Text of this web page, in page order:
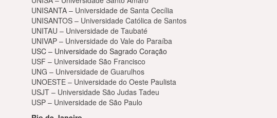
UNISANTA – Universidade de Santa Cecília
UNISANTOS – Universidade Católica de Santos
UNITAU – Universidade de Taubaté
UNIVAP – Universidade do Vale do Paraíba
USC – Universidade do Sagrado Coração
USF – Universidade São Francisco
UNG – Universidade de Guarulhos
UNOESTE – Universidade do Oeste Paulista
USJT – Universidade São Judas Tadeu
USP – Universidade de São Paulo